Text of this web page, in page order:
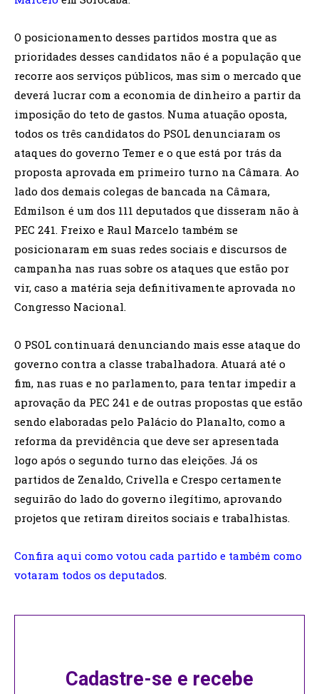
O posicionamento desses partidos mostra que as
prioridades desses candidatos não é a população que
recorre aos serviços públicos, mas sim o mercado que
deverá lucrar com a economia de dinheiro a partir da
imposição do teto de gastos. Numa atuação oposta,
todos os três candidatos do PSOL denunciaram os
ataques do governo Temer e o que está por trás da
proposta aprovada em primeiro turno na Câmara. Ao
lado dos demais colegas de bancada na Câmara,
Edmilson é um dos 111 deputados que disseram não à
PEC 241. Freixo e Raul Marcelo também se
posicionaram em suas redes sociais e discursos de
campanha nas ruas sobre os ataques que estão por
vir, caso a matéria seja definitivamente aprovada no
Congresso Nacional.
O PSOL continuará denunciando mais esse ataque do
governo contra a classe trabalhadora. Atuará até o
fim, nas ruas e no parlamento, para tentar impedir a
aprovação da PEC 241 e de outras propostas que estão
sendo elaboradas pelo Palácio do Planalto, como a
reforma da previdência que deve ser apresentada
logo após o segundo turno das eleições. Já os
partidos de Zenaldo, Crivella e Crespo certamente
seguirão do lado do governo ilegítimo, aprovando
projetos que retiram direitos sociais e trabalhistas.
Confira aqui como votou cada partido e também como
votaram todos os deputados.
Cadastre-se e recebe